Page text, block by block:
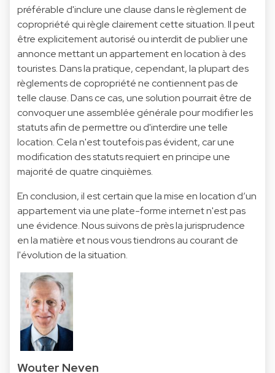
préférable d'inclure une clause dans le règlement de
copropriété qui règle clairement cette situation. Il peut
être explicitement autorisé ou interdit de publier une
annonce mettant un appartement en location à des
touristes. Dans la pratique, cependant, la plupart des
règlements de copropriété ne contiennent pas de
telle clause. Dans ce cas, une solution pourrait être de
convoquer une assemblée générale pour modifier les
statuts afin de permettre ou d'interdire une telle
location. Cela n'est toutefois pas évident, car une
modification des statuts requiert en principe une
majorité de quatre cinquièmes.
En conclusion, il est certain que la mise en location d’un
appartement via une plate-forme internet n'est pas
une évidence. Nous suivons de près la jurisprudence
en la matière et nous vous tiendrons au courant de
l'évolution de la situation.
Wouter Neven